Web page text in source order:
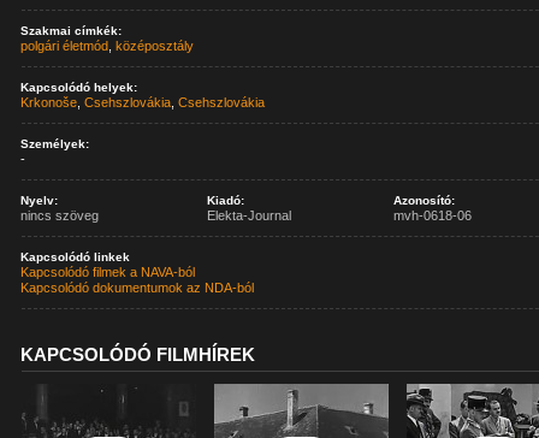
Szakmai címkék:
polgári életmód ,középosztály
Kapcsolódó helyek:
Krkonoše ,Csehszlovákia ,Csehszlovákia
Személyek:
-
Nyelv:
nincs szöveg
Kiadó:
Elekta-Journal
Azonosító:
mvh-0618-06
Kapcsolódó linkek
Kapcsolódó filmek a NAVA-ból
Kapcsolódó dokumentumok az NDA-ból
KAPCSOLÓDÓ FILMHÍREK